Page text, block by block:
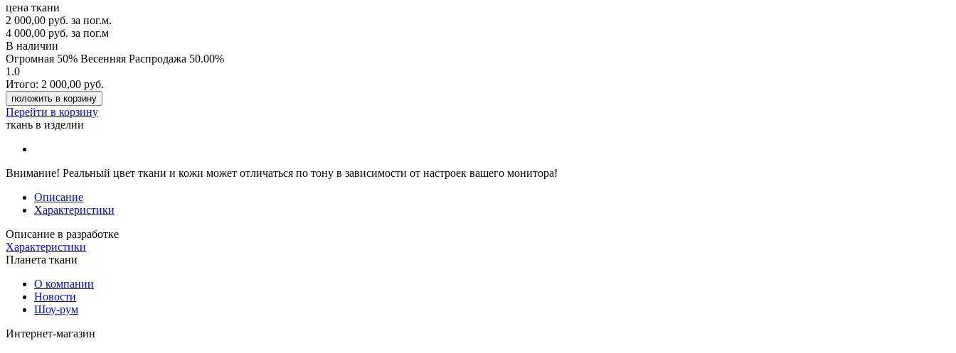
цена ткани
2 000,00 руб. за пог.м.
4 000,00 руб. за пог.м
В наличии
Огромная 50% Весенняя Распродажа 50.00%
1.0
Итого: 2 000,00 руб.
положить в корзину
Перейти в корзину
ткань в изделии
Внимание! Реальный цвет ткани и кожи может отличаться по тону в зависимости от настроек вашего монитора!
Описание
Характеристики
Описание в разработке
Характеристики
Планета ткани
О компании
Новости
Шоу-рум
Интернет-магазин